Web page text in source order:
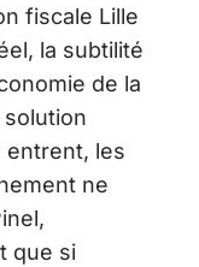
fiscale Lille
la subtilité
de la
entrent, les
ne
que si